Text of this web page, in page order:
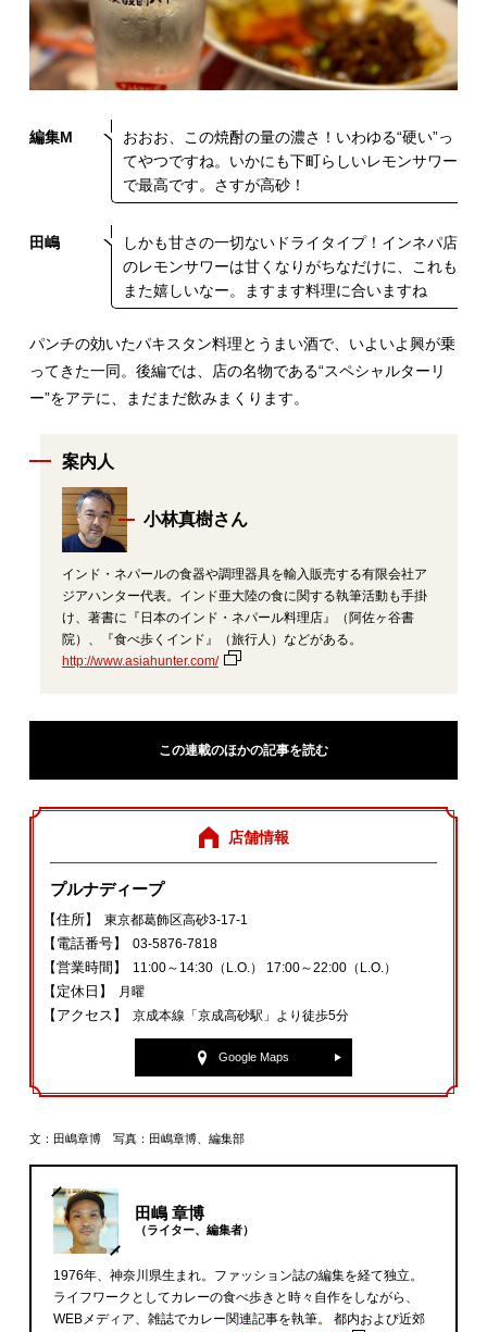
編集M
おおお、この焼酎の量の濃さ！いわゆる“硬い”っ
てやつですね。いかにも下町らしいレモンサワー
で最高です。さすが高砂！
田嶋
しかも甘さの一切ないドライタイプ！インネパ店
のレモンサワーは甘くなりがちなだけに、これも
また嬉しいなー。ますます料理に合いますね
パンチの効いたパキスタン料理とうまい酒で、いよいよ興が乗
ってきた一同。後編では、店の名物である“スペシャルターリ
ー”をアテに、まだまだ飲みまくります。
案内人
小林真樹さん
インド・ネパールの食器や調理器具を輸入販売する有限会社ア
ジアハンター代表。インド亜大陸の食に関する執筆活動も手掛
け、著書に『日本のインド・ネパール料理店』（阿佐ヶ谷書
院）、『食べ歩くインド』（旅行人）などがある。
http://www.asiahunter.com/
この連載のほかの記事を読む
店舗情報
プルナディープ
【住所】 東京都葛飾区高砂3‐17‐1
【電話番号】 03‐5876‐7818
【営業時間】 11:00～14:30（L.O.） 17:00～22:00（L.O.）
【定休日】 月曜
【アクセス】 京成本線「京成高砂駅」より徒歩5分
Google Maps
文：田嶋章博 写真：田嶋章博、編集部
田嶋 章博
（ライター、編集者）
1976年、神奈川県生まれ。ファッション誌の編集を経て独立。
ライフワークとしてカレーの食べ歩きと時々自作をしながら、
WEBメディア、雑誌でカレー関連記事を執筆。 都内および近郊